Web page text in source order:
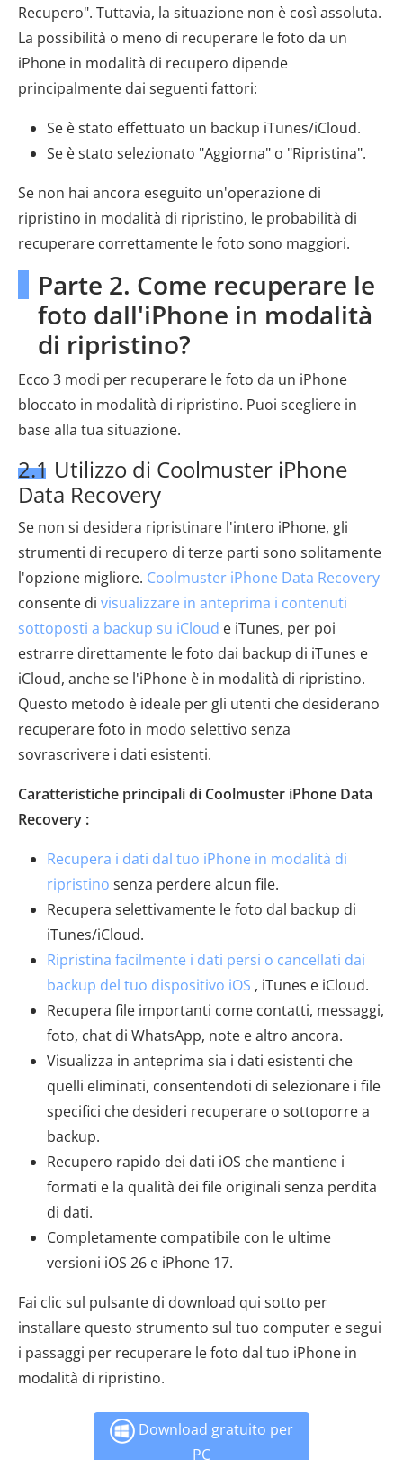
Recupero". Tuttavia, la situazione non è così assoluta.
La possibilità o meno di recuperare le foto da un
iPhone in modalità di recupero dipende
principalmente dai seguenti fattori:
Se è stato effettuato un backup iTunes/iCloud.
Se è stato selezionato "Aggiorna" o "Ripristina".
Se non hai ancora eseguito un'operazione di
ripristino in modalità di ripristino, le probabilità di
recuperare correttamente le foto sono maggiori.
Parte 2. Come recuperare le
foto dall'iPhone in modalità
di ripristino?
Ecco 3 modi per recuperare le foto da un iPhone
bloccato in modalità di ripristino. Puoi scegliere in
base alla tua situazione.
2.1 Utilizzo di Coolmuster iPhone
Data Recovery
Se non si desidera ripristinare l'intero iPhone, gli
strumenti di recupero di terze parti sono solitamente
l'opzione migliore. Coolmuster iPhone Data Recovery
consente di visualizzare in anteprima i contenuti
sottoposti a backup su iCloud e iTunes, per poi
estrarre direttamente le foto dai backup di iTunes e
iCloud, anche se l'iPhone è in modalità di ripristino.
Questo metodo è ideale per gli utenti che desiderano
recuperare foto in modo selettivo senza
sovrascrivere i dati esistenti.
Caratteristiche principali di Coolmuster iPhone Data
Recovery :
Recupera i dati dal tuo iPhone in modalità di
ripristino senza perdere alcun file.
Recupera selettivamente le foto dal backup di
iTunes/iCloud.
Ripristina facilmente i dati persi o cancellati dai
backup del tuo dispositivo iOS , iTunes e iCloud.
Recupera file importanti come contatti, messaggi,
foto, chat di WhatsApp, note e altro ancora.
Visualizza in anteprima sia i dati esistenti che
quelli eliminati, consentendoti di selezionare i file
specifici che desideri recuperare o sottoporre a
backup.
Recupero rapido dei dati iOS che mantiene i
formati e la qualità dei file originali senza perdita
di dati.
Completamente compatibile con le ultime
versioni iOS 26 e iPhone 17.
Fai clic sul pulsante di download qui sotto per
installare questo strumento sul tuo computer e segui
i passaggi per recuperare le foto dal tuo iPhone in
modalità di ripristino.
Download gratuito per
PC